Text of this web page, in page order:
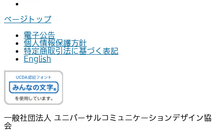
ページトップ
電子公告
個人情報保護方針
特定商取引法に基づく表記
English
一般社団法人 ユニバーサルコミュニケーションデザイン協
会